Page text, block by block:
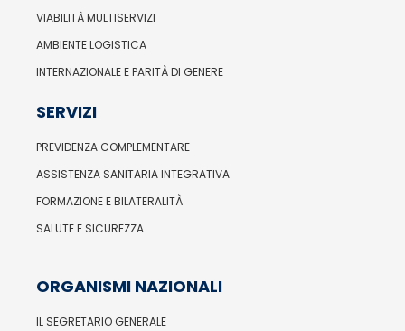
VIABILITÀ MULTISERVIZI
AMBIENTE LOGISTICA
INTERNAZIONALE E PARITÀ DI GENERE
SERVIZI
PREVIDENZA COMPLEMENTARE
ASSISTENZA SANITARIA INTEGRATIVA
FORMAZIONE E BILATERALITÀ
SALUTE E SICUREZZA
ORGANISMI NAZIONALI
IL SEGRETARIO GENERALE